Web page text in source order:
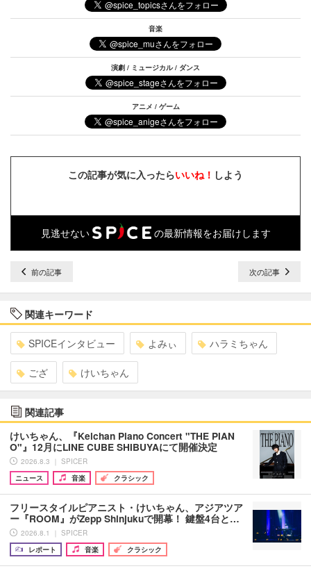
音楽
演劇 / ミュージカル / ダンス
アニメ / ゲーム
この記事が気に入ったらいいね！ しよう
見逃せない の最新情報をお届けします
前の記事 次の記事
関連キーワード
SPICEインタビュー よみぃ ハラミちゃん
ござ けいちゃん
関連記事
けいちゃん、『Keichan Piano Concert "THE PIAN
O"』12月にLINE CUBE SHIBUYAにて開催決定
2026.8.3 ｜ SPICER
ニュース
音楽 クラシック
フリースタイルピアニスト・けいちゃん、アジアツア
ー『ROOM』がZepp Shinjukuで開幕！ 鍵盤4台と…
2026.8.1 ｜ SPICER
レポート
音楽 クラシック